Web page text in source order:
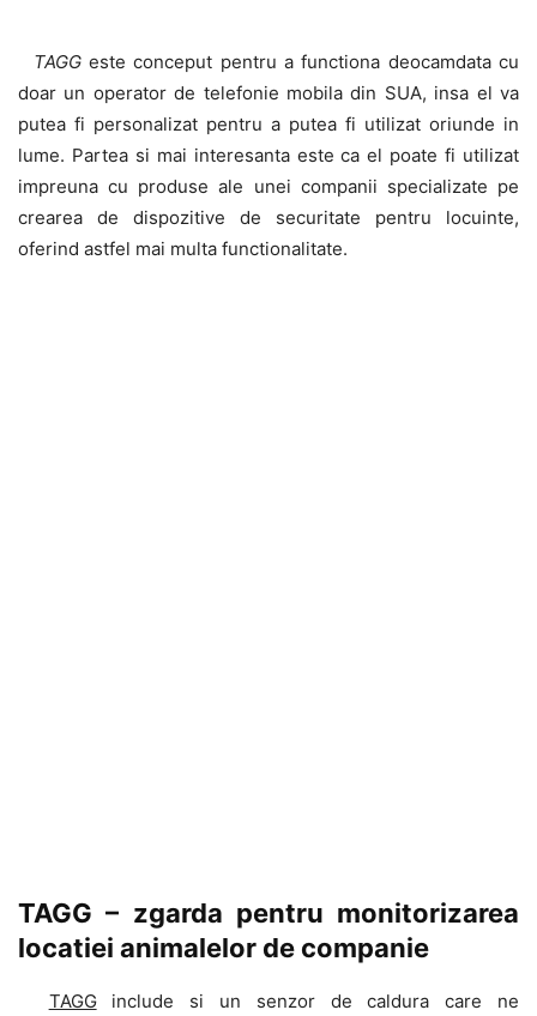
TAGGeste conceput pentru a functiona deocamdata cu
doar un operator de telefonie mobila din SUA, insa el va
putea fi personalizat pentru a putea fi utilizat oriunde in
lume. Partea si mai interesanta este ca el poate fi utilizat
impreuna cu produse ale unei companii specializate pe
crearea de dispozitive de securitate pentru locuinte,
oferind astfel mai multa functionalitate.
TAGG – zgarda pentru monitorizarea
locatiei animalelor de companie
TAGGinclude si un senzor de caldura care ne